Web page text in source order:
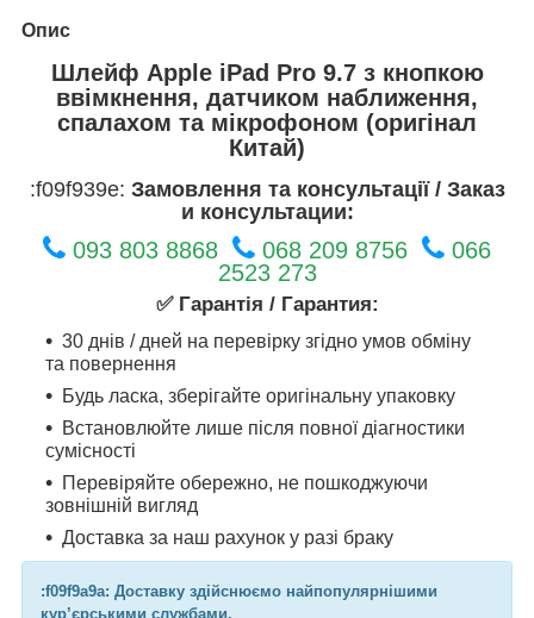
Опис
Шлейф Apple iPad Pro 9.7 з кнопкою
ввімкнення, датчиком наближення,
спалахом та мікрофоном (оригінал
Китай)
:f09f939e: Замовлення та консультації / Заказ
и консультации:
093 803 8868 068 209 8756
066
2523 273
✅ Гарантія / Гарантия:
30 днів / дней на перевірку згідно умов обміну
та повернення
Будь ласка, зберігайте оригінальну упаковку
Встановлюйте лише після повної діагностики
сумісності
Перевіряйте обережно, не пошкоджуючи
зовнішній вигляд
Доставка за наш рахунок у разі браку
:f09f9a9a: Доставку здійснюємо найпопулярнішими
кур’єрськими службами.